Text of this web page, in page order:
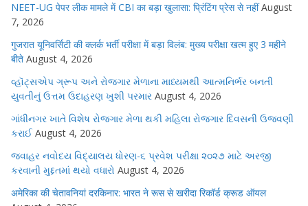
NEET-UG पेपर लीक मामले में CBI का बड़ा खुलासा: प्रिंटिंग प्रेस से नहीं August
7, 2026
गुजरात यूनिवर्सिटी की क्लर्क भर्ती परीक्षा में बड़ा विलंब: मुख्य परीक्षा खत्म हुए 3 महीने
बीते August 4, 2026
વ્હૉટ્સએપ ગ્રૂપ અને રોજગાર મેળાના માધ્યમથી આત્મનિર્ભર બનતી
યુવતીનું ઉત્તમ ઉદાહરણ ખુશી પરમાર August 4, 2026
ગાંધીનગર ખાતે વિશેષ રોજગાર મેળા થકી મહિલા રોજગાર દિવસની ઉજવણી
કરાઈ August 4, 2026
જવાહર નવોદય વિદ્યાલય ધોરણ-૬ પ્રવેશ પરીક્ષા ૨૦૨૭ માટે અરજી
કરવાની મુદ્દતમાં થયો વધારો August 4, 2026
अमेरिका की चेतावनियां दरकिनार: भारत ने रूस से खरीदा रिकॉर्ड क्रूड ऑयल